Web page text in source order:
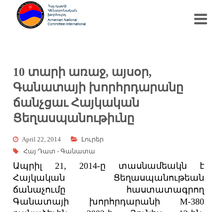
10 տարի առաջ, այսօր,
Գանատայի խորհրդարանը
ճանչցաւ Հայկական
Ցեղասպանութիւնը
April 22, 2014
Լուրեր
Հայ Դատ - Գանատա
Ապրիլ 21, 2014-ը տասնամեակն է
Հայկական Ցեղասպանութեան
ճանաչումը հաստատագրող
Գանատայի խորհրդարանի M-380